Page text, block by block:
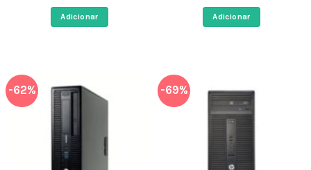
era:
700,00 €.
Adicionar
era:
597,00 €.
Adicionar
-62% -69%